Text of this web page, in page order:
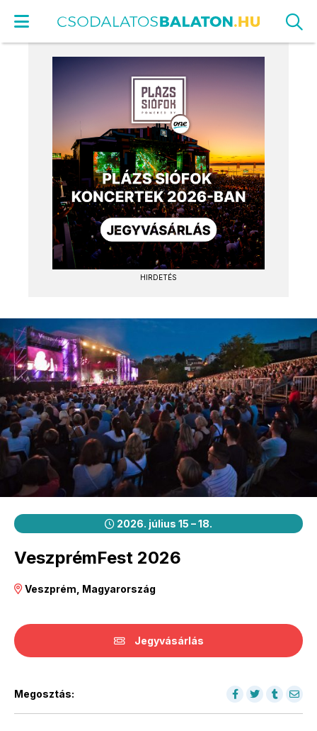
HIRDETÉS
2026. július 15 – 18.
VeszprémFest 2026
Veszprém, Magyarország
Jegyvásárlás
Megosztás: